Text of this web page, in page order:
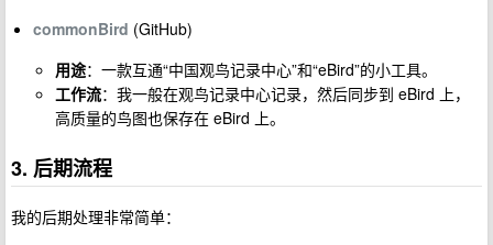
commonBird (GitHub)
用途：一款互通“中国观鸟记录中心”和“eBird”的小工具。
工作流：我一般在观鸟记录中心记录，然后同步到 eBird 上，
高质量的鸟图也保存在 eBird 上。
3. 后期流程
我的后期处理非常简单：